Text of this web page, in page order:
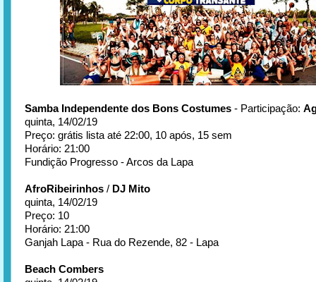
Samba Independente dos Bons Costumes - Participação:
quinta, 14/02/19
Preço: grátis lista até 22:00, 10 após, 15 sem
Horário: 21:00
Fundição Progresso - Arcos da Lapa
AfroRibeirinhos / DJ Mito
quinta, 14/02/19
Preço: 10
Horário: 21:00
Ganjah Lapa - Rua do Rezende, 82 - Lapa
Beach Combers